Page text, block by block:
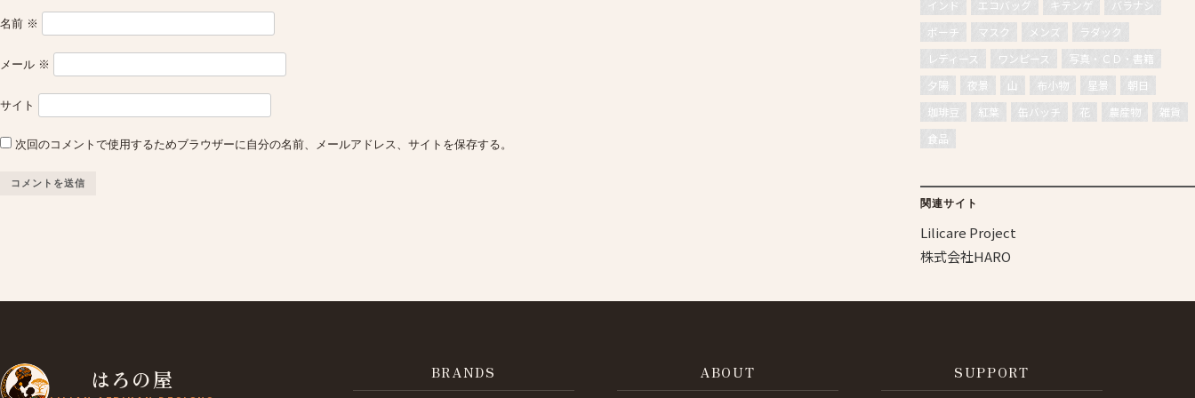
名前 ※
メール ※
サイト
次回のコメントで使用するためブラウザーに自分の名前、メールアドレス、サイトを保存する。
インド エコバッグ キテンゲ
バラナシ
ポーチ
マスク メンズ
ラダック
レディース
ワンピース
写真・ＣＤ・書籍
夕陽
夜景 山 布小物 星景
朝日
珈琲豆
紅葉 缶バッチ 花 農産物
雑貨
食品
関連サイト
Lilicare Project
株式会社HARO
はろの屋 BRANDS ABOUT SUPPORT